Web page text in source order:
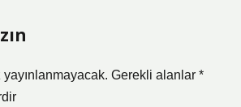
Gerekli alanlar *